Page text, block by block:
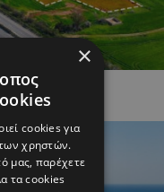
×
cookies για
χρηστών.
μας, παρέχετε
τα cookies